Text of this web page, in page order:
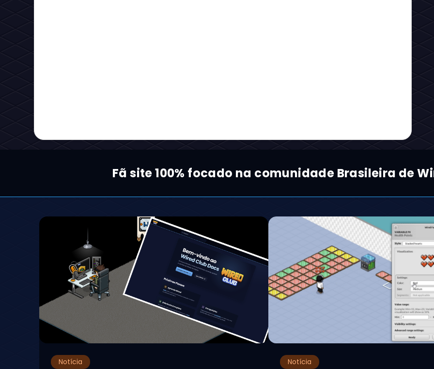
Fã site 100% focado na comunidade Brasileira de
Notícia Notícia